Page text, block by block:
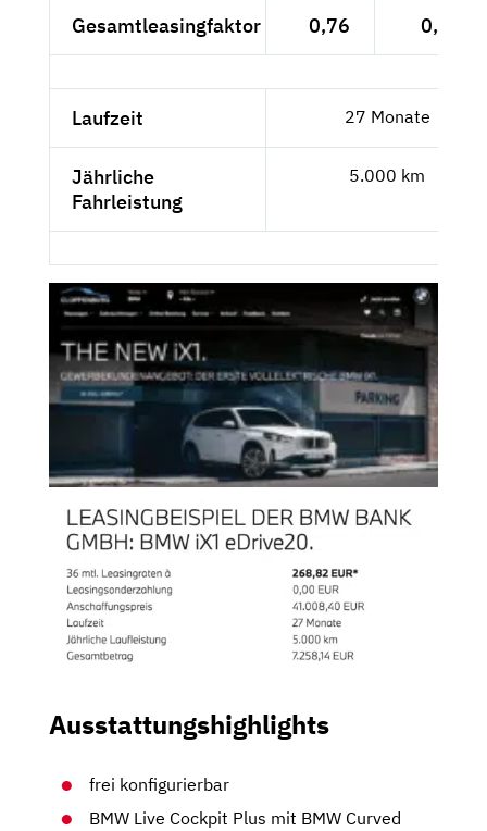
Gesamtleasingfaktor 0,76 0,73
Laufzeit 27 Monate
Jährliche
Fahrleistung
5.000 km
Ausstattungshighlights
frei konfigurierbar
BMW Live Cockpit Plus mit BMW Curved